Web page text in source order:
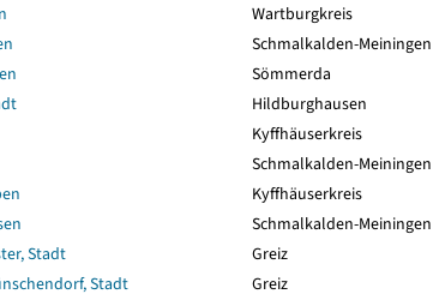
Wartburgkreis
Schmalkalden-Meiningen
Sömmerda
Hildburghausen
Kyffhäuserkreis
Schmalkalden-Meiningen
Kyffhäuserkreis
Schmalkalden-Meiningen
Stadt
Greiz
Stadt
Greiz